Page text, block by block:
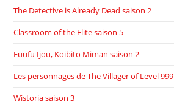
The Detective is Already Dead saison 2
Classroom of the Elite saison 5
Fuufu Ijou, Koibito Miman saison 2
Les personnages de The Villager of Level 999
Wistoria saison 3